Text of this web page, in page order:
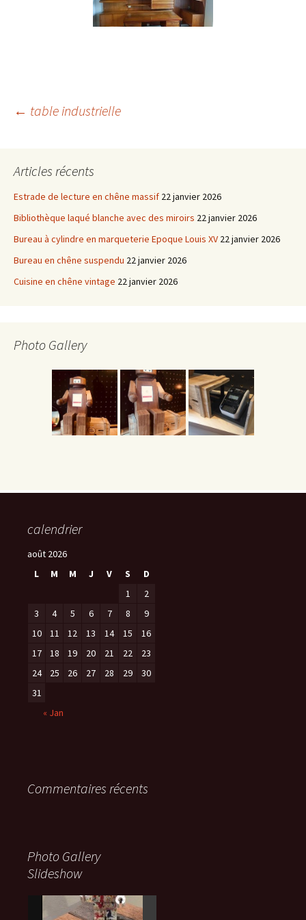
Navigation
des
articles
← table industrielle
Articles récents
Estrade de lecture en chêne massif 22 janvier 2026
Bibliothèque laqué blanche avec des miroirs 22 janvier 2026
Bureau à cylindre en marqueterie Epoque Louis XV 22 janvier 2026
Bureau en chêne suspendu 22 janvier 2026
Cuisine en chêne vintage 22 janvier 2026
Photo Gallery
calendrier
août 2026
L
M M J V S
D
1
2
3
4 5 6 7 8
9
10
11 12 13 14 15
16
17
18 19 20 21 22
23
24
25 26 27 28 29
30
31
« Jan
Commentaires récents
Photo Gallery
Slideshow